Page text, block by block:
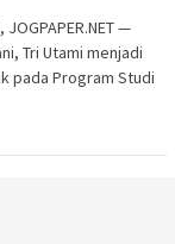
JOGPAPER.NET —
Tri Utami menjadi
pada Program Studi